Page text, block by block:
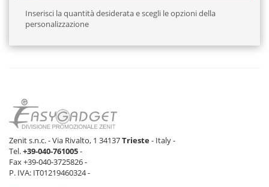
Inserisci la quantità desiderata e scegli le opzioni della
personalizzazione
Zenit s.n.c. - Via Rivalto, 1 34137Trieste- Italy -
Tel.+39-040-761005-
Fax +39-040-3725826 -
P. IVA: IT01219460324 -